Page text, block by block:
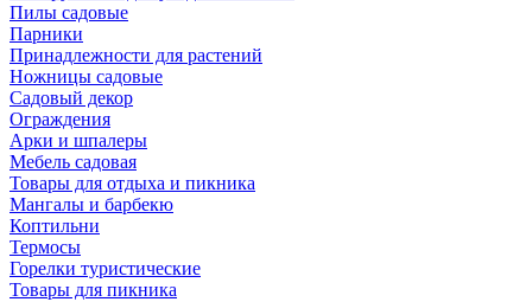
Пилы садовые
Парники
Принадлежности для растений
Ножницы садовые
Садовый декор
Ограждения
Арки и шпалеры
Мебель садовая
Товары для отдыха и пикника
Мангалы и барбекю
Коптильни
Термосы
Горелки туристические
Товары для пикника